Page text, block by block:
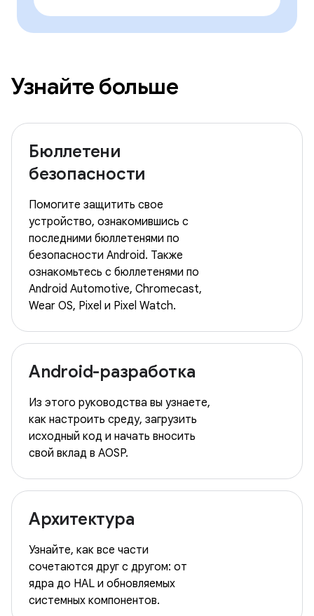
Узнайте больше
Бюллетени
безопасности
Помогите защитить свое
устройство, ознакомившись с
последними бюллетенями по
безопасности Android. Также
ознакомьтесь с бюллетенями по
Android Automotive, Chromecast,
Wear OS, Pixel и Pixel Watch.
Android-разработка
Из этого руководства вы узнаете,
как настроить среду, загрузить
исходный код и начать вносить
свой вклад в AOSP.
Архитектура
Узнайте, как все части
сочетаются друг с другом: от
ядра до HAL и обновляемых
системных компонентов.